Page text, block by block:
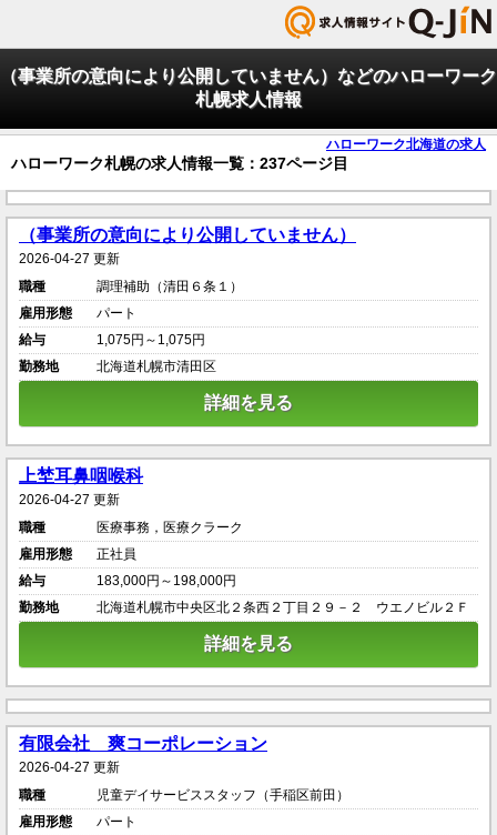
（事業所の意向により公開していません）などのハローワーク
札幌求人情報
ハローワーク北海道の求人
ハローワーク札幌の求人情報一覧：237ページ目
（事業所の意向により公開していません）
2026-04-27 更新
職種
調理補助（清田６条１）
雇用形態
パート
給与
1,075円～1,075円
勤務地
北海道札幌市清田区
詳細を見る
上埜耳鼻咽喉科
2026-04-27 更新
職種
医療事務，医療クラーク
雇用形態
正社員
給与
183,000円～198,000円
勤務地
北海道札幌市中央区北２条西２丁目２９－２ ウエノビル２Ｆ
詳細を見る
有限会社 爽コーポレーション
2026-04-27 更新
職種
児童デイサービススタッフ（手稲区前田）
雇用形態
パート